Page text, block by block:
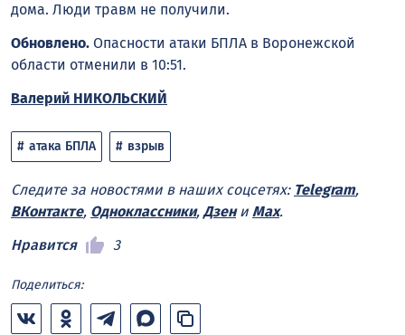
дома. Люди травм не получили.
Обновлено. Опасности атаки БПЛА в Воронежской
области отменили в 10:51.
Валерий НИКОЛЬСКИЙ
атака БПЛА взрыв
Следите за новостями в наших соцсетях: Telegram,
ВКонтакте, Одноклассники, Дзени Max.
Нравится
3
Поделиться: